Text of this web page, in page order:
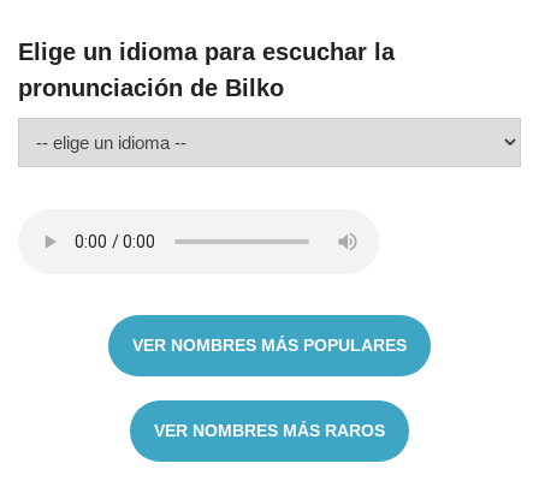
Elige un idioma para escuchar la
pronunciación de Bilko
VER NOMBRES MÁS POPULARES
VER NOMBRES MÁS RAROS